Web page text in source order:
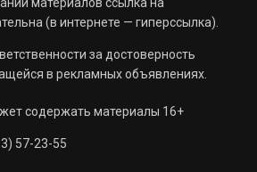
материалов ссылка на
(в интернете — гиперссылка).
за достоверность
в рекламных объявлениях.
содержать материалы 16+
57-23-55